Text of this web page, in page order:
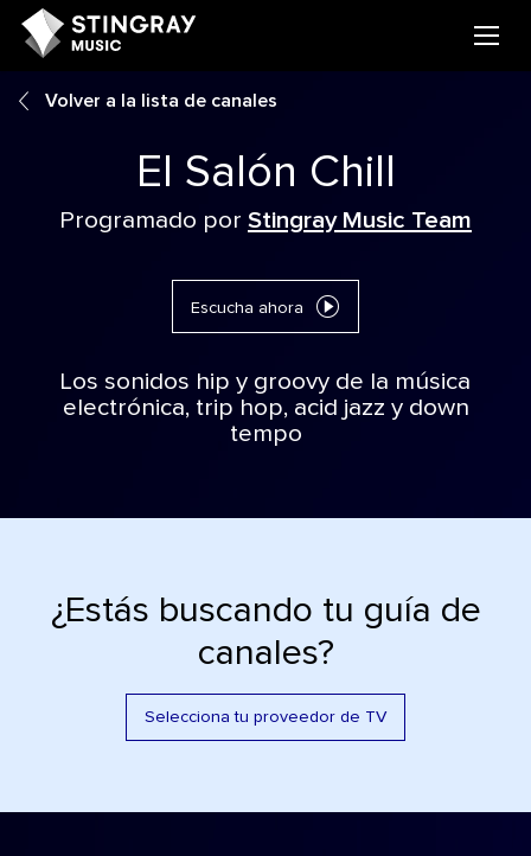
Volver a la lista de canales
El Salón Chill
Programado por Stingray Music Team
Escucha ahora
Los sonidos hip y groovy de la música
electrónica, trip hop, acid jazz y down
tempo
¿Estás buscando tu guía de
canales?
Selecciona tu proveedor de TV